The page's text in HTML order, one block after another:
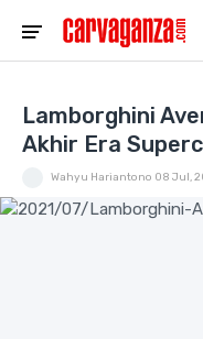
Lamborghini
Akhir Era
Wahyu Hariantono 08 Jul,